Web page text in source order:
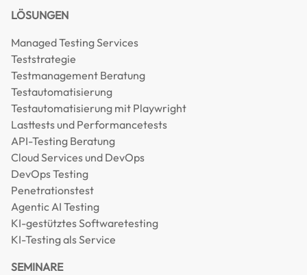
LÖSUNGEN
Managed Testing Services
Teststrategie
Testmanagement Beratung
Testautomatisierung
Testautomatisierung mit Playwright
Lasttests und Performancetests
API-Testing Beratung
Cloud Services und DevOps
DevOps Testing
Penetrationstest
Agentic AI Testing
KI-gestütztes Softwaretesting
KI-Testing als Service
SEMINARE